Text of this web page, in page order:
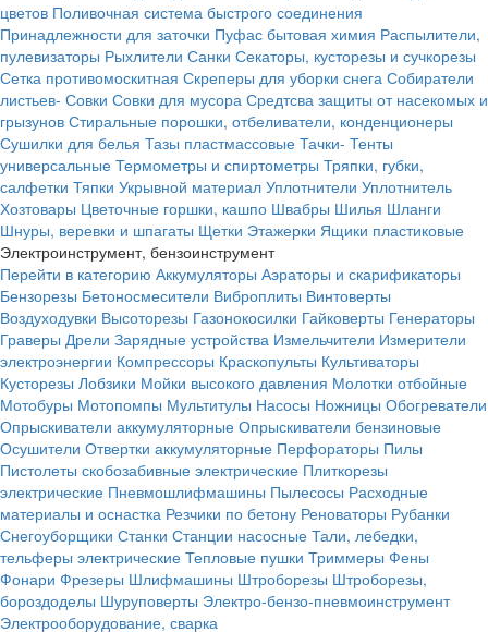
цветов Поливочная система быстрого соединения
Принадлежности для заточки Пуфас бытовая химия Распылители,
пулевизаторы Рыхлители Санки Секаторы, кусторезы и сучкорезы
Сетка противомоскитная Скреперы для уборки снега Собиратели
листьев- Совки Совки для мусора Средтсва защиты от насекомых и
грызунов Стиральные порошки, отбеливатели, конденционеры
Сушилки для белья Тазы пластмассовые Тачки- Тенты
универсальные Термометры и спиртометры Тряпки, губки,
салфетки Тяпки Укрывной материал Уплотнители Уплотнитель
Хозтовары Цветочные горшки, кашпо Швабры Шилья Шланги
Шнуры, веревки и шпагаты Щетки Этажерки Ящики пластиковые
Электроинструмент, бензоинструмент
Перейти в категорию Аккумуляторы Аэраторы и скарификаторы
Бензорезы Бетоносмесители Виброплиты Винтоверты
Воздуходувки Высоторезы Газонокосилки Гайковерты Генераторы
Граверы Дрели Зарядные устройства Измельчители Измерители
электроэнергии Компрессоры Краскопульты Культиваторы
Кусторезы Лобзики Мойки высокого давления Молотки отбойные
Мотобуры Мотопомпы Мультитулы Насосы Ножницы Обогреватели
Опрыскиватели аккумуляторные Опрыскиватели бензиновые
Осушители Отвертки аккумуляторные Перфораторы Пилы
Пистолеты скобозабивные электрические Плиткорезы
электрические Пневмошлифмашины Пылесосы Расходные
материалы и оснастка Резчики по бетону Реноваторы Рубанки
Снегоуборщики Станки Станции насосные Тали, лебедки,
тельферы электрические Тепловые пушки Триммеры Фены
Фонари Фрезеры Шлифмашины Штроборезы Штроборезы,
бороздоделы Шуруповерты Электро-бензо-пневмоинструмент
Электрооборудование, сварка